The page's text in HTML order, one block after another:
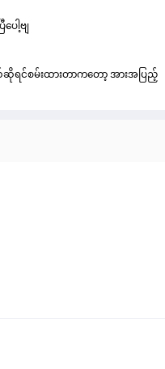
ေါ့ဗျ
ရင်စမ်းထားတာကတော့ အားအပြည့်